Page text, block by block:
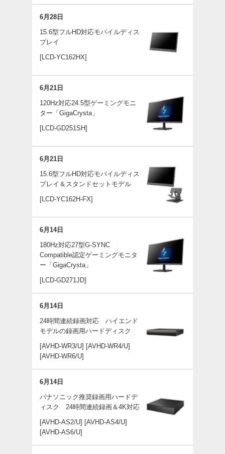
6月28日
15.6型フルHD対応モバイルディス
プレイ
[LCD-YC162HX]
6月21日
120Hz対応24.5型ゲーミングモニ
ター「GigaCrysta」
[LCD-GD251SH]
6月21日
15.6型フルHD対応モバイルディス
プレイ＆スタンドセットモデル
[LCD-YC162H-FX]
6月14日
180Hz対応27型G-SYNC
Compatible認定ゲーミングモニタ
ー「GigaCrysta」
[LCD-GD271JD]
6月14日
24時間連続録画対応 ハイエンド
モデルの録画用ハードディスク
[AVHD-WR3/U] [AVHD-WR4/U]
[AVHD-WR6/U]
6月14日
パナソニック推奨録画用ハードデ
ィスク 24時間連続録画＆4K対応
[AVHD-AS2/U] [AVHD-AS4/U]
[AVHD-AS6/U]